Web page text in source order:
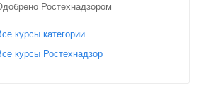
Ростехнадзором
курсы категории
курсы Ростехнадзор